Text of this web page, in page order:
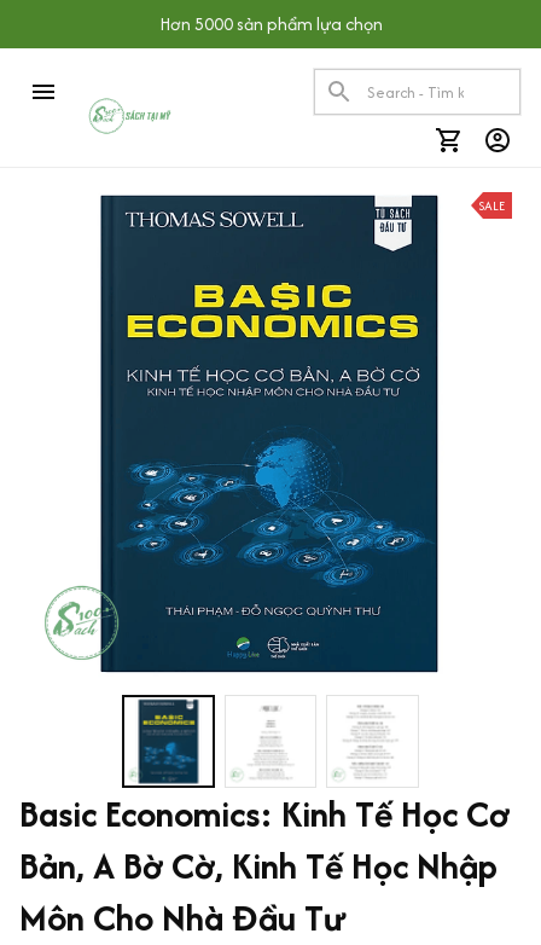
Hơn 5000 sản phẩm lựa chọn
SALE
Basic Economics: Kinh Tế Học Cơ
Bản, A Bờ Cờ, Kinh Tế Học Nhập
Môn Cho Nhà Đầu Tư